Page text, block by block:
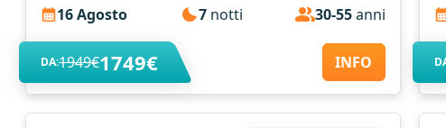
16 Agosto 7notti 30-55anni
DA:1949€1749€ INFO